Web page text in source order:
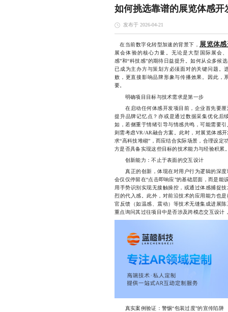
如何挑选靠谱的展览体感开
发布于 2026-04-21
在当前数字化转型加速的背景下， 展览体
展会体验的核心力量。无论是大型国际展会
感”和“科技感”的期待日益提升。如何从众多候
已成为主办方与策划方必须面对的关键问题。
败，更直接影响品牌形象与传播效果。因此，
要。
明确项目目标与技术需求是第一步
在启动任何体感开发项目前，企业首先要厘
提升品牌记忆点？亦或是通过数据采集优化后
如，若侧重于情绪引导与情感共鸣，可能需要
则需考虑VR/AR融合方案。此时，对展览体感
求“高科技堆砌”，而应结合实际场景，合理设
方是否具备实现这些目标的技术能力与经验积累
创新能力：不止于表面的交互设计
真正的创新，体现在对用户行为逻辑的深度
会仅仅停留在“点击即响应”的基础层面，而是
用手势识别实现无接触操控，或通过体感捕捉
烈的代入感。此外，对前沿技术的应用能力也
官反馈（如温感、震动）等技术无缝集成进展
重点询问其过往项目中是否涉及跨模态交互设
真实案例验证：警惕“包装过度”的宣传陷阱